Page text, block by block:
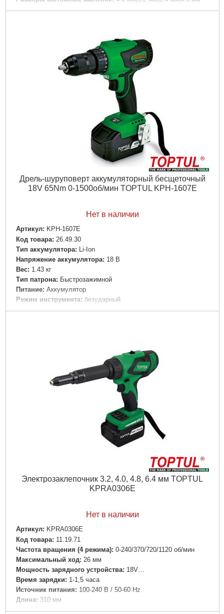
Тип головы: Неповоротная
Подробнее...
Дрель-шуруповерт аккумуляторный бесщеточный
18V 65Nm 0-1500об/мин TOPTUL KPH-1607E
Нет в наличии
Артикул: KPH-1607E
Код товара: 26.49.30
Тип аккумулятора: Li-Ion
Напряжение аккумулятора: 18 В
Вес: 1.43 кг
Тип патрона: Быстрозажимной
Питание: Аккумулятор
Режим инструмента: безударный
Максимальное количество оборотов: 1500 об/мин
Регулировка количества оборотов:
Да
Подсветка рабочей зоны:
Да
Ударный режим: Нет
Да
Пластиковый кейс
Подробнее...
Электрозаклепочник 3.2, 4.0, 4.8, 6.4 мм TOPTUL
KPRA0306E
Нет в наличии
Артикул: KPRA0306E
Код товара: 11.19.71
Частота вращения (4 режима): 0-240/370/720/1120 об/мин
Максимальный ход: 26 мм
Мощность зарядного устройства: 18V…
Время зарядки: 1-1,5 часа
Источник питания: 100-240 B / 50-60 Hz
Длина: 310 мм
Вес: 1,99 кг